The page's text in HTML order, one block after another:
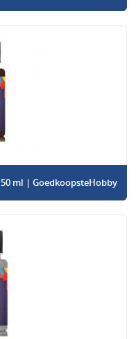
ml | GoedkoopsteHobby